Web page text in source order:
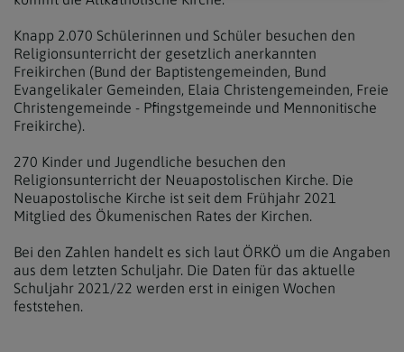
Knapp 2.070 Schülerinnen und Schüler besuchen den
Religionsunterricht der gesetzlich anerkannten
Freikirchen (Bund der Baptistengemeinden, Bund
Evangelikaler Gemeinden, Elaia Christengemeinden, Freie
Christengemeinde - Pfingstgemeinde und Mennonitische
Freikirche).
270 Kinder und Jugendliche besuchen den
Religionsunterricht der Neuapostolischen Kirche. Die
Neuapostolische Kirche ist seit dem Frühjahr 2021
Mitglied des Ökumenischen Rates der Kirchen.
Bei den Zahlen handelt es sich laut ÖRKÖ um die Angaben
aus dem letzten Schuljahr. Die Daten für das aktuelle
Schuljahr 2021/22 werden erst in einigen Wochen
feststehen.